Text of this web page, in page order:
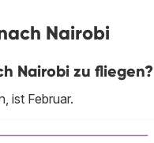
Nairobi
Nairobi zu fliegen?
ist Februar.